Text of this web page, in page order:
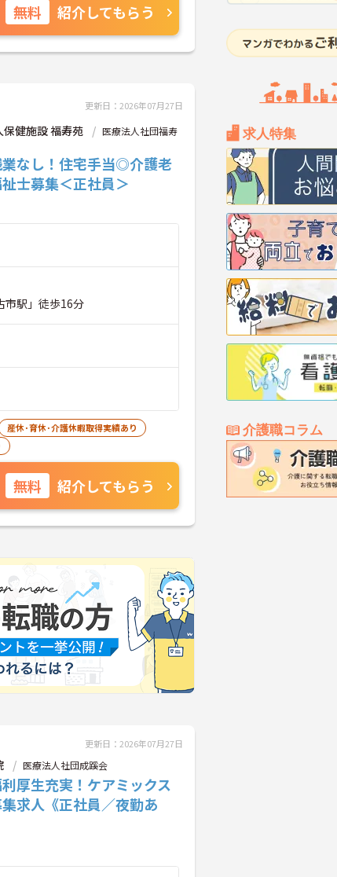
求人特集
介護職コラム
無料 紹介してもらう
更新日：2026年07月27日
健施設 福寿苑
医療法人社団福寿
業なし！住宅手当◎介護老
士募集＜正社員＞
市駅」徒歩16分
産休･育休･介護休暇取得実績あり
無料 紹介してもらう
更新日：2026年07月27日
医療法人社団成蹊会
利厚生充実！ケアミックス
求人《正社員／夜勤あ